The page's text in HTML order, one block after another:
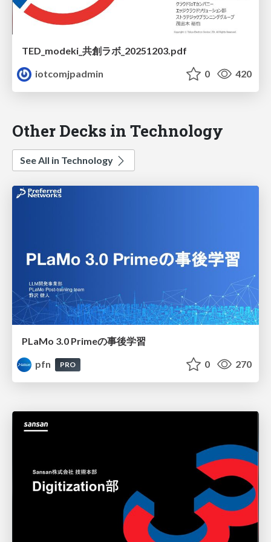
TED_modeki_共創ラボ_20251203.pdf
iotcomjpadmin
0 420
Other Decks in Technology
See All in Technology
PLaMo 3.0 Primeの事後学習
pfn
PRO 0 270